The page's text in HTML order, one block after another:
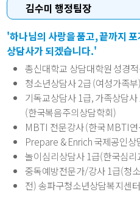
김수미 행정팀장
'하나님의 사랑을 품고, 끝까지
상담사가 되겠습니다.'
총신대학교 상담대학원 성경
청소년상담사 2급 (여성가족부)
기독교상담사 1급, 가족상담
(한국복음주의상담학회)
MBTI 전문강사 (한국 MBTI
Prepare & Enrich 국제공인상
놀이심리상담사 1급(한국심리
중독예방전문가/강사 1급(청
전) 송파구청소년상담복지센